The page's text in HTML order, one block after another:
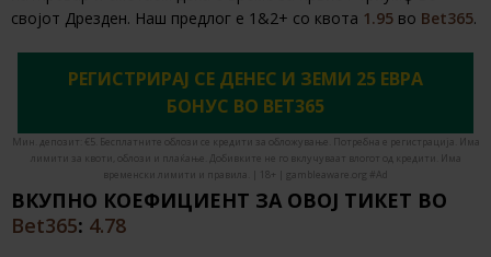
својот Дрезден. Наш предлог е 1&2+ со квота 1.95 во Bet365.
РЕГИСТРИРАЈ СЕ ДЕНЕС И ЗЕМИ 25 ЕВРА
БОНУС ВО BET365
Мин. депозит: €5. Бесплатните облози се кредити за обложување. Потребна е регистрација. Има
лимити за квоти, облози и плаќање. Добивките не го вклучуваат влогот од кредити. Има
временски лимити и правила. | 18+ | gambleaware.org #Ad
ВКУПНО КОЕФИЦИЕНТ ЗА ОВОЈ ТИКЕТ ВО
Bet365: 4.78